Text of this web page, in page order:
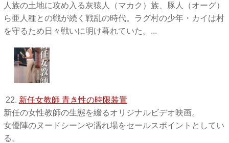
人族の土地に攻め入る灰猿人（マカク）族、豚人（オーグ）
ら亜人種との戦が続く戦乱の時代。ラグ村の少年・カイは村
を守るため日々戦いに明け暮れていた。...
22. 新任女教師 青き性の時限装置
新任の女性教師の生態を綴るオリジナルビデオ映画。
女優陣のヌードシーンや濡れ場をセールスポイントとしてい
る。